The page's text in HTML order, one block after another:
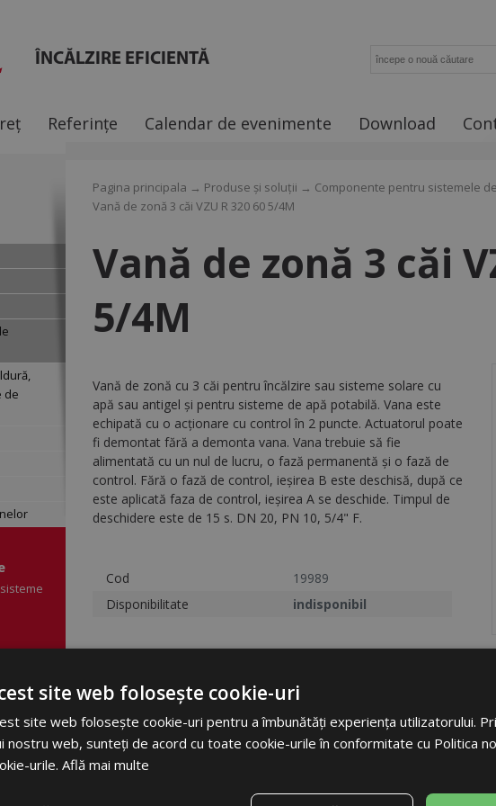
ÎNCĂLZIRE EFICIENTĂ
Referințe Calendar de evenimente Download
de
Pagina principala → Produse și soluții → Componente pentru sistemele
Vană de zonă 3 căi VZU R 320 60 5/4M
Vană de zonă 3 căi
5/4M
Vană de zonă cu 3 căi pentru încălzire sau sisteme solare cu
apă sau antigel şi pentru sisteme de apă potabilă. Vana este
echipată cu o acționare cu control în 2 puncte. Actuatorul poate
fi demontat fără a demonta vana. Vana trebuie să fie
alimentată cu un nul de lucru, o fază permanentă şi o fază de
control. Fără o fază de control, ieşirea B este deschisă, după ce
este aplicată faza de control, ieşirea A se deschide. Timpul de
deschidere este de 15 s. DN 20, PN 10, 5/4" F.
Cod
19989
Disponibilitate
indisponibil
Racord
Kvs
10,6
Tip valvă
cu trei căi
Cod
site web folosește cookie-uri
site web folosește cookie-uri pentru a îmbunătăți experiența utilizatorului.
nostru web, sunteți de acord cu toate cookie-urile în conformitate cu Politica
urile. Află mai multe